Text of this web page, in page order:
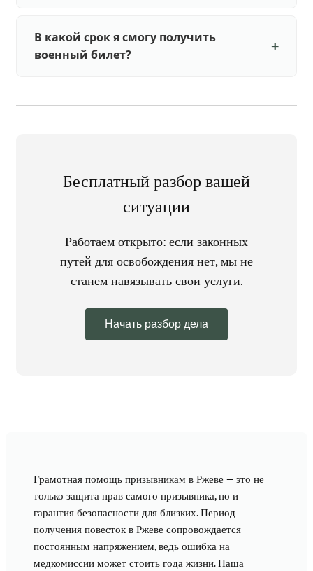
В какой срок я смогу получить
военный билет?
Бесплатный разбор вашей
ситуации
Работаем открыто: если законных
путей для освобождения нет, мы не
станем навязывать свои услуги.
Начать разбор дела
Грамотная помощь призывникам в Ржеве — это не
только защита прав самого призывника, но и
гарантия безопасности для близких. Период
получения повесток в Ржеве сопровождается
постоянным напряжением, ведь ошибка на
медкомиссии может стоить года жизни. Наша